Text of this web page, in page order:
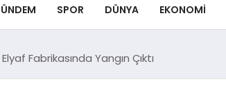
SPOR DÜNYA EKONOMİ
Fabrikasında Yangın Çıktı